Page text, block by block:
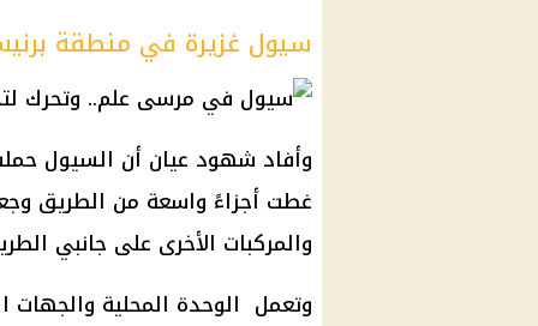
سيول غزيرة في منطقة
وأفاد شهود عيان أن السيول
غطت أجزاءً واسعة من الطريق
والمركبات الأخرى على جانبي
وتعمل الوحدة المحلية والجهات